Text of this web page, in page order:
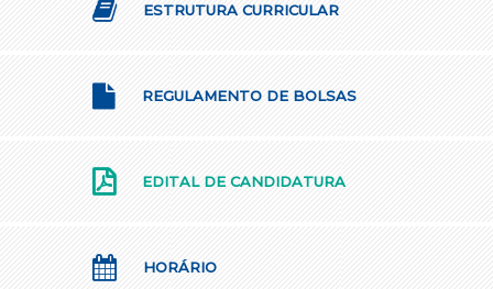
ESTRUTURA CURRICULAR
REGULAMENTO DE BOLSAS
EDITAL DE CANDIDATURA
HORÁRIO